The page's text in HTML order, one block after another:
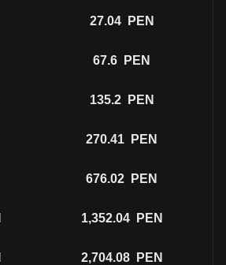
27.04 PEN
67.6 PEN
135.2 PEN
270.41 PEN
676.02 PEN
1,352.04 PEN
2,704.08 PEN